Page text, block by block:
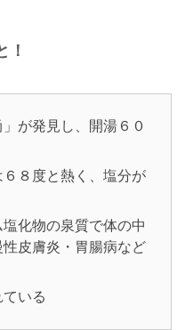
！
が発見し、開湯６０
８度と熱く、塩分が
化物の泉質で体の中
皮膚炎・胃腸病など
ている